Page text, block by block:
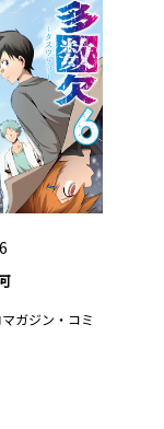
ガジン・コミ